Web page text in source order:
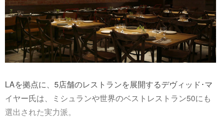
LAを拠点に、5店舗のレストランを展開するデヴィッド･マ
イヤー氏は、ミシュランや世界のベストレストラン50にも
選出された実力派。